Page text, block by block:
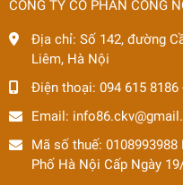
CÔNG TY CỔ PHẦN CÔNG
Địa chỉ: Số 142, đường
Liêm, Hà Nội
Điện thoại: 094 615 8186
Email:
Mã số thuế:
Phố Hà Nội Cấp Ngày